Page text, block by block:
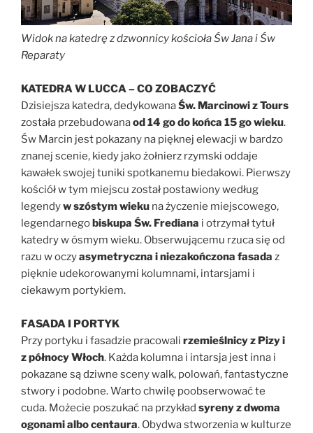
Widok na katedrę z dzwonnicy kościoła Św Jana i Św
Reparaty
KATEDRA W LUCCA – CO ZOBACZYĆ
Dzisiejsza katedra, dedykowanaŚw. Marcinowiz Tours
została przebudowanaod 14 go do końca 15 go wieku.
Św Marcin jest pokazany na pięknej elewacji w bardzo
znanej scenie, kiedy jako żołnierz rzymski oddaje
kawałek swojej tuniki spotkanemu biedakowi. Pierwszy
kościół w tym miejscu został postawiony według
legendyw szóstym wieku na życzenie miejscowego,
legendarnegobiskupa Św. Frediana i otrzymał tytuł
katedry w ósmym wieku. Obserwującemu rzuca się od
razu w oczyasymetryczna i niezakończona fasada z
pięknie udekorowanymi kolumnami, intarsjami i
ciekawym portykiem.
FASADA I PORTYK
Przy portyku i fasadzie pracowali rzemieślnicy z Pizy i
z północy Włoch. Każda kolumna i intarsja jest inna i
pokazane są dziwne sceny walk, polowań, fantastyczne
stwory i podobne. Warto chwilę poobserwować te
cuda. Możecie poszukać na przykład syreny z dwoma
ogonami albo centaura. Obydwa stworzenia w kulturze